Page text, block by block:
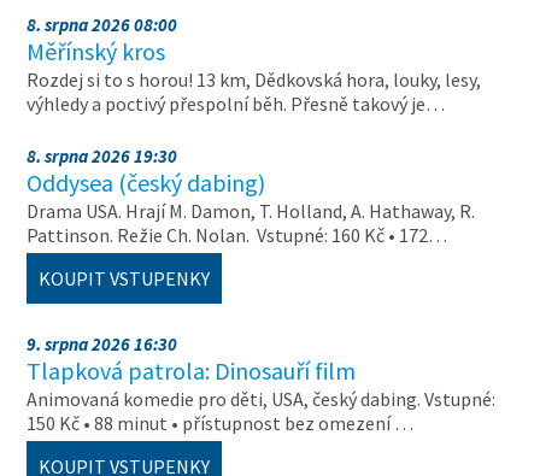
8. srpna 2026 08:00
Měřínský kros
Rozdej si to s horou! 13 km, Dědkovská hora, louky, lesy,
výhledy a poctivý přespolní běh. Přesně takový je…
8. srpna 2026 19:30
Oddysea (český dabing)
Drama USA. Hrají M. Damon, T. Holland, A. Hathaway, R.
Pattinson. Režie Ch. Nolan. Vstupné: 160 Kč • 172…
KOUPIT VSTUPENKY
9. srpna 2026 16:30
Tlapková patrola: Dinosauří film
Animovaná komedie pro děti, USA, český dabing. Vstupné:
150 Kč • 88 minut • přístupnost bez omezení …
KOUPIT VSTUPENKY